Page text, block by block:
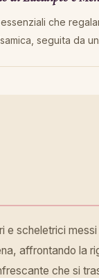
che
seguita da
scheletrici
affrontando la
che si